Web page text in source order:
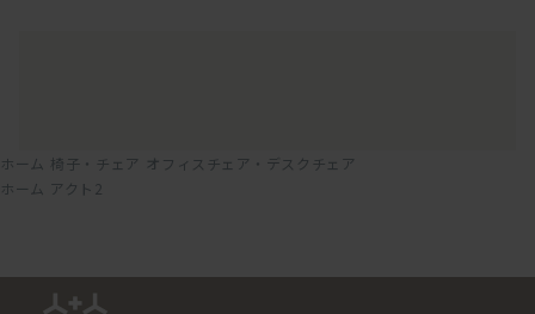
ホーム 椅子・チェア
オフィスチェア・デスクチェア
ホーム アクト2